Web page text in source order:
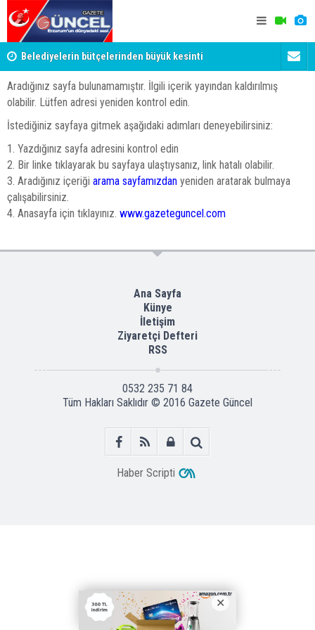
Belediyelerin bütçelerinden büyük kesinti
Aradığınız sayfa bulunamamıştır. İlgili içerik yayından kaldırılmış
olabilir. Lütfen adresi yeniden kontrol edin.
İstediğiniz sayfaya gitmek aşağıdaki adımları deneyebilirsiniz:
1. Yazdığınız sayfa adresini kontrol edin
2. Bir linke tıklayarak bu sayfaya ulaştıysanız, link hatalı olabilir.
3. Aradığınız içeriği arama sayfamızdan yeniden aratarak bulmaya
çalışabilirsiniz.
4. Anasayfa için tıklayınız. www.gazeteguncel.com
Ana Sayfa
Künye
İletişim
Ziyaretçi Defteri
RSS
0532 235 71 84
Tüm Hakları Saklıdır © 2016 Gazete Güncel
Haber Scripti